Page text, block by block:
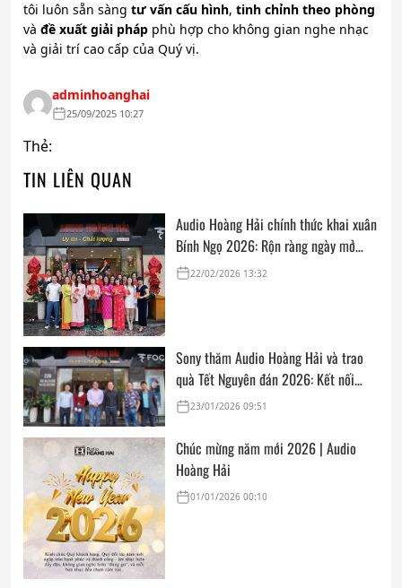
tôi luôn sẵn sàng tư vấn cấu hình, tinh chỉnh theo phòng
và đề xuất giải pháp phù hợp cho không gian nghe nhạc
và giải trí cao cấp của Quý vị.
adminhoanghai
25/09/2025 10:27
Thẻ:
TIN LIÊN QUAN
Audio Hoàng Hải chính thức khai xuân
Bính Ngọ 2026: Rộn ràng ngày mở
cửa, trọn vẹn lời chúc đầu năm
22/02/2026 13:32
Sony thăm Audio Hoàng Hải và trao
quà Tết Nguyên đán 2026: Kết nối
thân tình, sẵn sàng cho mùa mua sắm
23/01/2026 09:51
Chúc mừng năm mới 2026 | Audio
Hoàng Hải
01/01/2026 00:10